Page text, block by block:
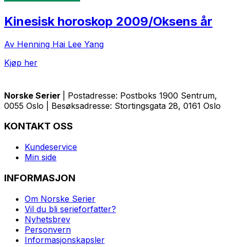
Kinesisk horoskop 2009/Oksens år
Av Henning Hai Lee Yang
Kjøp her
Norske Serier
| Postadresse: Postboks 1900 Sentrum,
0055 Oslo | Besøksadresse: Stortingsgata 28, 0161 Oslo
KONTAKT OSS
Kundeservice
Min side
INFORMASJON
Om Norske Serier
Vil du bli serieforfatter?
Nyhetsbrev
Personvern
Informasjonskapsler